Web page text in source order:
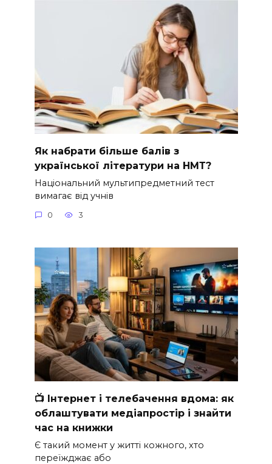
Як набрати більше балів з
української літератури на НМТ?
Національний мультипредметний тест
вимагає від учнів
0 3
📺 Інтернет і телебачення вдома: як
облаштувати медіапростір і знайти
час на книжки
Є такий момент у житті кожного, хто
переїжджає або